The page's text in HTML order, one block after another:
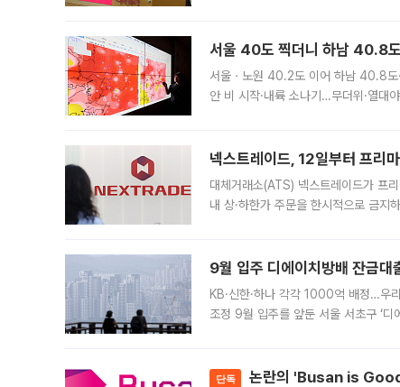
서울 40도 찍더니 하남 40.8
서울ㆍ노원 40.2도 이어 하남 40.8
안 비 시작·내륙 소나기…무더위·열대
넥스트레이드, 12일부터 프리
대체거래소(ATS) 넥스트레이드가 프
내 상·하한가 주문을 한시적으로 금지
9월 입주 디에이치방배 잔금
KB·신한·하나 각각 1000억 배정…우
조정 9월 입주를 앞둔 서울 서초구 ‘
단독 논란의 'Busan is